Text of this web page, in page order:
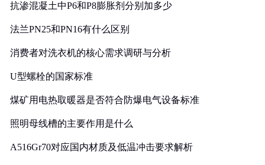
抗渗混凝土中P6和P8膨胀剂分别加多少
法兰PN25和PN16有什么区别
消费者对洗衣机的核心需求调研与分析
U型螺栓的国家标准
煤矿用电热取暖器是否符合防爆电气设备标准
照明母线槽的主要作用是什么
A516Gr70对应国内材质及低温冲击要求解析